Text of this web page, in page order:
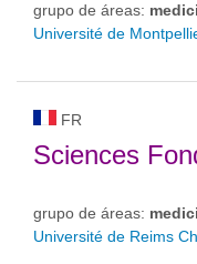
grupo de áreas:
Université de
FR
Sciences
grupo de áreas:
Université de Reims